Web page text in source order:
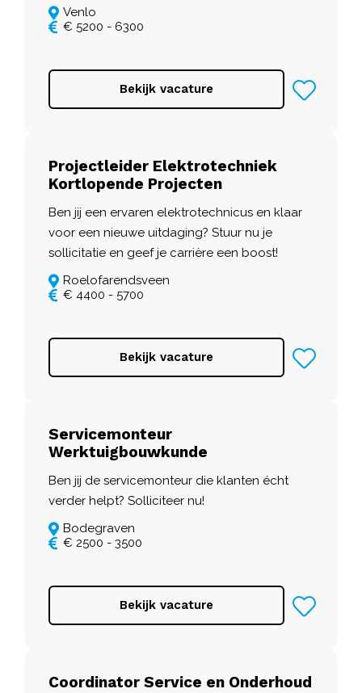
Venlo
€ 5200 - 6300
Bekijk vacature
Projectleider Elektrotechniek
Kortlopende Projecten
Ben jij een ervaren elektrotechnicus en klaar
voor een nieuwe uitdaging? Stuur nu je
sollicitatie en geef je carrière een boost!
Roelofarendsveen
€ 4400 - 5700
Bekijk vacature
Servicemonteur
Werktuigbouwkunde
Ben jij de servicemonteur die klanten écht
verder helpt? Solliciteer nu!
Bodegraven
€ 2500 - 3500
Bekijk vacature
Coordinator Service en Onderhoud